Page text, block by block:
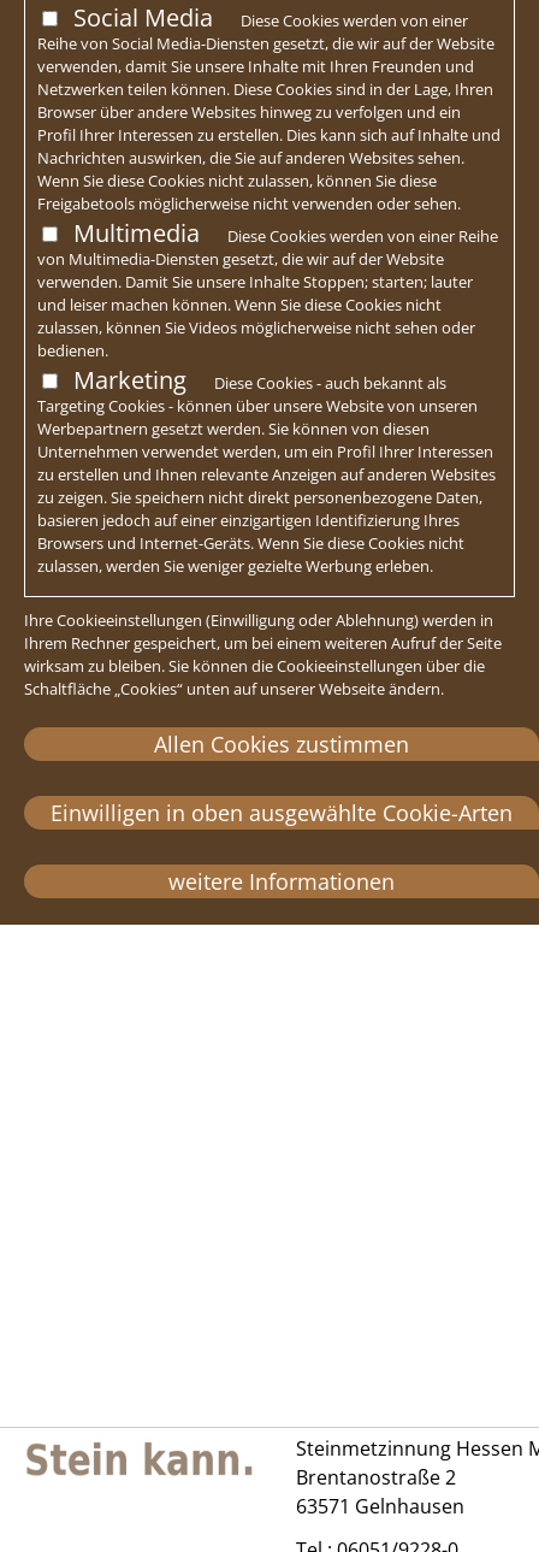
Steinmetzinnung Hessen
Brentanostraße 2
63571 Gelnhausen
Social Media
Diese Cookies werden von einer
Reihe von Social Media-Diensten gesetzt, die wir auf der Website
verwenden, damit Sie unsere Inhalte mit Ihren Freunden und
Netzwerken teilen können. Diese Cookies sind in der Lage, Ihren
Browser über andere Websites hinweg zu verfolgen und ein
Profil Ihrer Interessen zu erstellen. Dies kann sich auf Inhalte und
Nachrichten auswirken, die Sie auf anderen Websites sehen.
Wenn Sie diese Cookies nicht zulassen, können Sie diese
Freigabetools möglicherweise nicht verwenden oder sehen.
Multimedia
Diese Cookies werden von einer Reihe
von Multimedia-Diensten gesetzt, die wir auf der Website
verwenden. Damit Sie unsere Inhalte Stoppen; starten; lauter
und leiser machen können. Wenn Sie diese Cookies nicht
zulassen, können Sie Videos möglicherweise nicht sehen oder
bedienen.
Marketing
Diese Cookies - auch bekannt als
Targeting Cookies - können über unsere Website von unseren
Werbepartnern gesetzt werden. Sie können von diesen
Unternehmen verwendet werden, um ein Profil Ihrer Interessen
zu erstellen und Ihnen relevante Anzeigen auf anderen Websites
zu zeigen. Sie speichern nicht direkt personenbezogene Daten,
basieren jedoch auf einer einzigartigen Identifizierung Ihres
Browsers und Internet-Geräts. Wenn Sie diese Cookies nicht
zulassen, werden Sie weniger gezielte Werbung erleben.
Ihre Cookieeinstellungen (Einwilligung oder Ablehnung) werden in
Ihrem Rechner gespeichert, um bei einem weiteren Aufruf der Seite
wirksam zu bleiben. Sie können die Cookieeinstellungen über die
Schaltfläche „Cookies“ unten auf unserer Webseite ändern.
Allen Cookies zustimmen
Einwilligen in oben ausgewählte Cookie-Arten
weitere Informationen